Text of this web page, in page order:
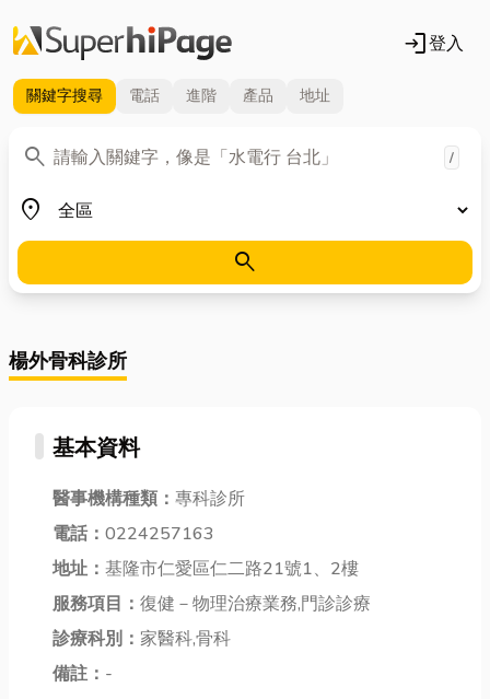
login登入
關鍵字搜尋 電話 進階 產品 地址
search
關鍵字 /
place
地區
search
楊外骨科診所
基本資料
醫事機構種類： 專科診所
電話： 0224257163
地址： 基隆市仁愛區仁二路21號1、2樓
服務項目： 復健－物理治療業務,門診診療
診療科別： 家醫科,骨科
備註： -